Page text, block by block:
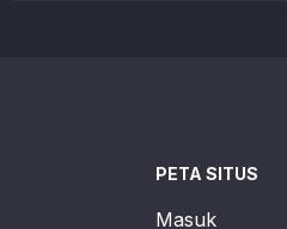
PETA SITUS
Masuk